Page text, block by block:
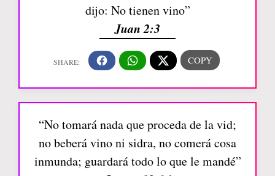
dijo: No tienen vino”
Juan 2:3
“No tomará nada que proceda de la vid;
no beberá vino ni sidra, no comerá cosa
inmunda; guardará todo lo que le mandé”